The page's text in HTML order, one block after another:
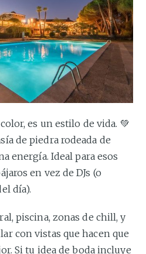
es un estilo de vida. 💚
de piedra rodeada de
energía. Ideal para esos
en vez de DJs (o
día).
piscina, zonas de chill, y
con vistas que hacen que
Si tu idea de boda incluye